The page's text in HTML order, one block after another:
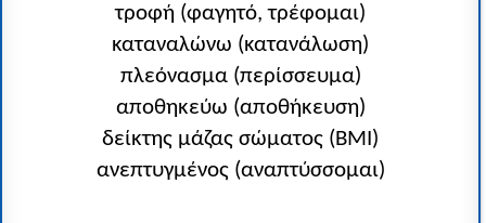
τροφή (φαγητό, τρέφομαι)
καταναλώνω (κατανάλωση)
πλεόνασμα (περίσσευμα)
αποθηκεύω (αποθήκευση)
δείκτης μάζας σώματος (BMI)
ανεπτυγμένος (αναπτύσσομαι)